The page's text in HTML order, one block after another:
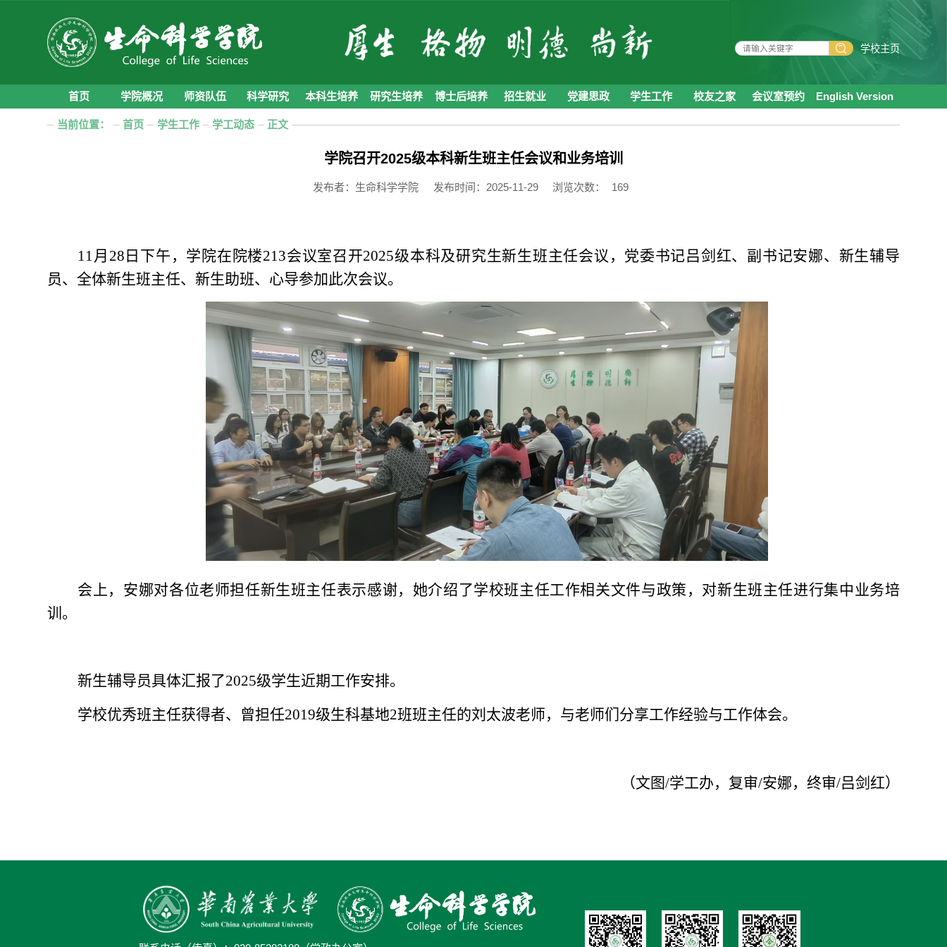
学校主页
首页 学院概况 师资队伍 科学研究 本科生培养 研究生培养 博士后培养 招生就业 党建思政 学生工作 校友之家 会议室预约 English Version
当前位置： 首页 学生工作 学工动态 正文
学院召开2025级本科新生班主任会议和业务培训
发布者：生命科学学院 发布时间：2025-11-29 浏览次数： 169
11月28日下午，学院在院楼213会议室召开2025级本科及研究生新生班主任会议， 党委书记吕剑红、 副书记安娜、新生辅导
员、全体新生班主任、新生助班、心导参加此次会议。
会上，安娜对各位老师担任新生班主任表示感谢，她介绍了学校班主任工作相关文件与政策，对新生班主任进行集中业务培
训。
新生辅导员具体汇报了2025级学生近期工作安排。
学校优秀班主任获得者、曾担任2019级生科基地2班班主任的刘太波老师，与老师们分享工作经验与工作体会。
（文图/学工办，复审/安娜，终审/吕剑红）